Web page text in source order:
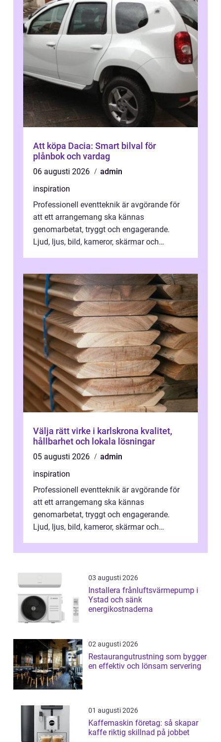
Att köpa Dacia: Smart bilval för
plånbok och vardag
06 augusti 2026
admin
inspiration
Professionell eventteknik är avgörande för
att ett arrangemang ska kännas
genomarbetat, tryggt och engagerande.
Ljud, ljus, bild, kameror, skärmar och
Välja rätt virke i karlskrona kvalitet,
hållbarhet och lokala lösningar
05 augusti 2026
admin
inspiration
Professionell eventteknik är avgörande för
att ett arrangemang ska kännas
genomarbetat, tryggt och engagerande.
Ljud, ljus, bild, kameror, skärmar och
03 augusti 2026
Installera frånluftsvärmepump i
Ystad och sänk
energikostnaderna
02 augusti 2026
Restaurangutrustning som bygger
en effektiv och lönsam servering
01 augusti 2026
Kaffemaskin företag: så skapar
kaffe riktig skillnad på jobbet